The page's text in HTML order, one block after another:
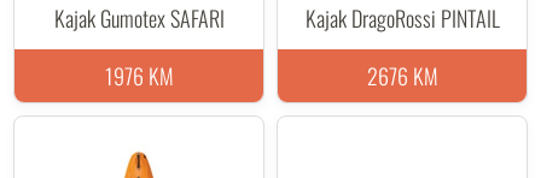
Kajak Gumotex SAFARI
1976 KM
Kajak DragoRossi PINTAIL
2676 KM